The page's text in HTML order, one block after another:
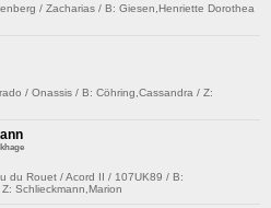
/ Zacharias / B: Giesen,Henriette Dorothea
/ Onassis / B: Cöhring,Cassandra / Z:
du Rouet / Acord II / 107UK89 / B:
Schlieckmann,Marion